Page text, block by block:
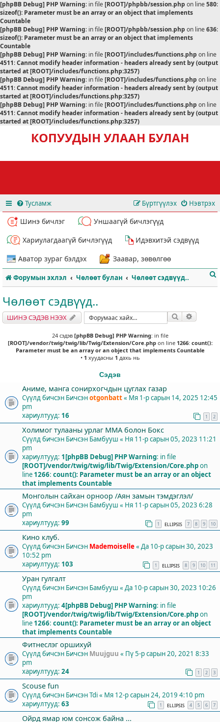
[phpBB Debug] PHP Warning: in file[ROOT]/phpbb/session.php on line580:
sizeof(): Parameter must be an array or an object that implements
Countable
[phpBB Debug] PHP Warning: in file[ROOT]/phpbb/session.php on line636:
sizeof(): Parameter must be an array or an object that implements
Countable
[phpBB Debug] PHP Warning: in file[ROOT]/includes/functions.php on line
4511:Cannot modify header information - headers already sent by (output
started at [ROOT]/includes/functions.php:3257)
[phpBB Debug] PHP Warning: in file[ROOT]/includes/functions.php on line
4511:Cannot modify header information - headers already sent by (output
started at [ROOT]/includes/functions.php:3257)
[phpBB Debug] PHP Warning: in file[ROOT]/includes/functions.php on line
4511:Cannot modify header information - headers already sent by (output
started at [ROOT]/includes/functions.php:3257)
КОПУУДЫН УЛААН БУЛАН
Тусламж Нэвтрэх
Бүртгүүлэх
Шинэ бичлэг
Уншаагүй бичлэгүүд
Хариулагдаагүй бичлэгүүд
Идэвхитэй сэдвүүд
Аватор зураг бэлдэх
Заавар, зөвөлгөө
Форумын эхлэл Чөлөөт булан Чөлөөт сэдвүүд..
Чөлөөт сэдвүүд..
ШИНЭ СЭДЭВ НЭЭХ Хайлт
24 сэдэв [phpBB Debug] PHP Warning: in file
[ROOT]/vendor/twig/twig/lib/Twig/Extension/Core.phpon line 1266: count():
Parameter must be an array or an object that implements Countable
• 1 хуудасны 1 дахь нь
Сэдэв
Аниме, манга сонирхогчдын цуглах газар
Сүүлд бичсэн Бичсэнotgonbatt« Мя 1-р сарын 14, 2025 12:45
pm
хариултууд: 16 1 2
Холимог тулааны урлаг ММА болон Бокс
Сүүлд бичсэн Бичсэн Бамбууш « Ня 11-р сарын 05, 2023 11:21
pm
хариултууд: 1[phpBB Debug] PHP Warning: in file
[ROOT]/vendor/twig/twig/lib/Twig/Extension/Core.phpon
line 1266: count(): Parameter must be an array or an object
that implements Countable
Монголын сайхан орноор /Аян замын тэмдэглэл/
Сүүлд бичсэн Бичсэн Бамбууш « Ня 11-р сарын 05, 2023 6:28
pm
хариултууд: 99 1 ELLIPSIS 7 8 9 10
Кино клуб.
Сүүлд бичсэн Бичсэн Mademoiselle« Да 10-р сарын 30, 2023
10:52 pm
хариултууд: 103 1 ELLIPSIS 8 9 10 11
Уран гулгалт
Сүүлд бичсэн Бичсэн Бамбууш « Да 10-р сарын 30, 2023 10:26
pm
хариултууд: 4[phpBB Debug] PHP Warning: in file
[ROOT]/vendor/twig/twig/lib/Twig/Extension/Core.phpon
line 1266: count(): Parameter must be an array or an object
that implements Countable
Фитнеслэг оршихуй
Сүүлд бичсэн Бичсэн Muujguu « Пү 5-р сарын 20, 2021 8:33
pm
хариултууд: 24 1 2 3
Scouse fun
Сүүлд бичсэн БичсэнTdi« Мя 12-р сарын 24, 2019 4:10 pm
хариултууд: 63 1 ELLIPSIS 4 5 6 7
Ойрд ямар юм сонсож байна ...